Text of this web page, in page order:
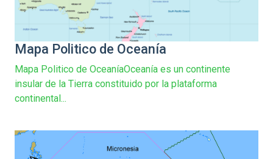
Mapa Politico de Oceanía
Mapa Politico de OceaníaOceanía es un continente
insular de la Tierra constituido por la plataforma
continental...